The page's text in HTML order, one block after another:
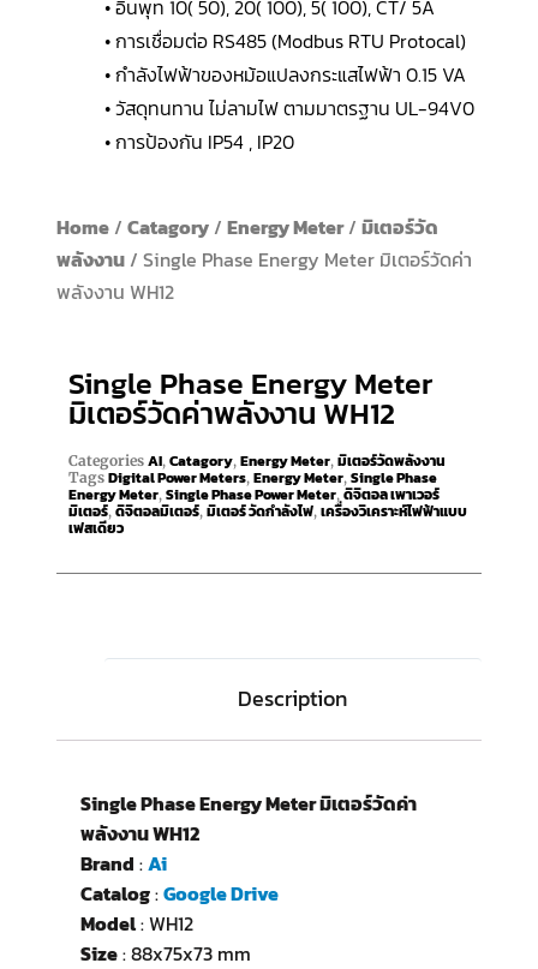
• อินพุท 10( 50), 20( 100), 5( 100), CT/ 5A
• การเชื่อมต่อ RS485 (Modbus RTU Protocal)
• กำลังไฟฟ้าของหม้อแปลงกระแสไฟฟ้า 0.15 VA
• วัสดุทนทาน ไม่ลามไฟ ตามมาตรฐาน UL-94V0
• การป้องกัน IP54 , IP20
Home/ Catagory/ Energy Meter/ มิเตอร์วัด
พลังงาน/ Single Phase Energy Meter มิเตอร์วัดค่า
พลังงาน WH12
Single Phase Energy Meter
มิเตอร์วัดค่าพลังงาน WH12
Categories AI, Catagory, Energy Meter, มิเตอร์วัดพลังงาน
Tags Digital Power Meters, Energy Meter, Single Phase
Energy Meter, Single Phase Power Meter, ดิจิตอล เพาเวอร์
มิเตอร์, ดิจิตอลมิเตอร์, มิเตอร์ วัดกำลังไฟ, เครื่องวิเคราะห์ไฟฟ้าแบบ
เฟสเดียว
Description
Single Phase Energy Meter มิเตอร์วัดค่า
พลังงาน WH12
Brand :Ai
Catalog:Google Drive
Model: WH12
Size: 88x75x73 mm